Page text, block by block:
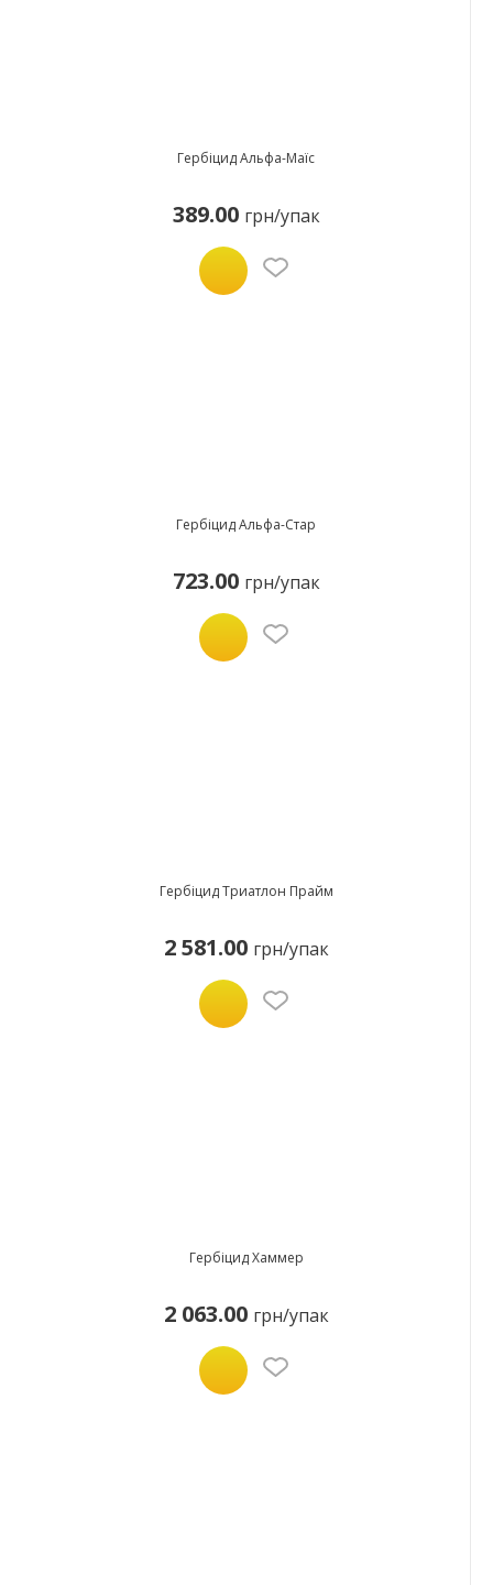
Гербіцид Альфа-Маїс
389.00 грн/упак
Гербіцид Альфа-Стар
723.00 грн/упак
Гербіцид Триатлон Прайм
2 581.00 грн/упак
Гербіцид Хаммер
2 063.00 грн/упак